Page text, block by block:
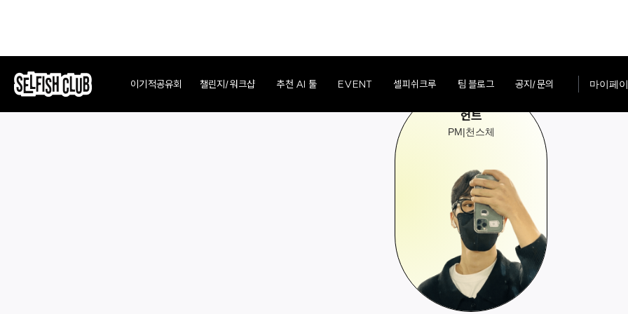
이기적공유회 챌린지/워크샵 추천 AI 툴 EVENT 셀피쉬크루 팀 블로그 공지/문의 마이페
헌트
PM|천스체